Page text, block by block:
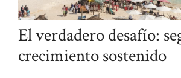
El verdadero desafío:
crecimiento sostenido